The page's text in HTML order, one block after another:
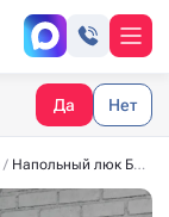
Да Нет
Напольный люк БЮДЖЕТ 1900x800